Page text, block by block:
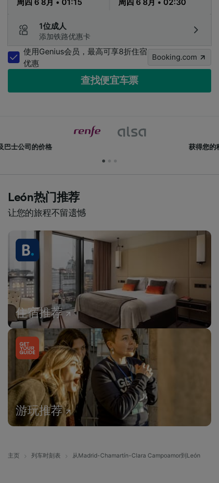
1位成人
添加铁路优惠卡
使用Genius会员，最高可享8折住宿
优惠
Booking.com
查找便宜车票
León热门推荐
让您的旅程不留遗憾
住宿推荐
游玩推荐
主页 列车时刻表 从Madrid-Chamartín-Clara Campoamor到León